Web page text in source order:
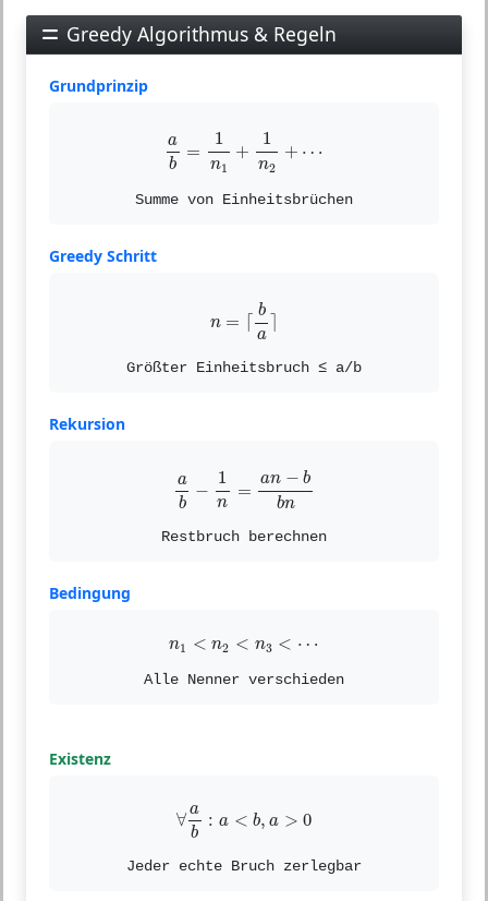
Greedy Algorithmus & Regeln
Grundprinzip
a
b
=
1
n1
+
1
n2
+ ⋯
1 1n
Summe von Einheitsbrüchen
Greedy Schritt
n =
b
a
a⌉
Größter Einheitsbruch ≤ a/b
Rekursion
a
b
−
1
n
=
an − b
bn
1n n−b n
Restbruch berechnen
Bedingung
n1 < n2 < n3 < ⋯
n1 <n 2< n3 <⋯
Alle Nenner verschieden
Existenz
∀ a
b
: a < b, a > 0
∀a
Jeder echte Bruch zerlegbar